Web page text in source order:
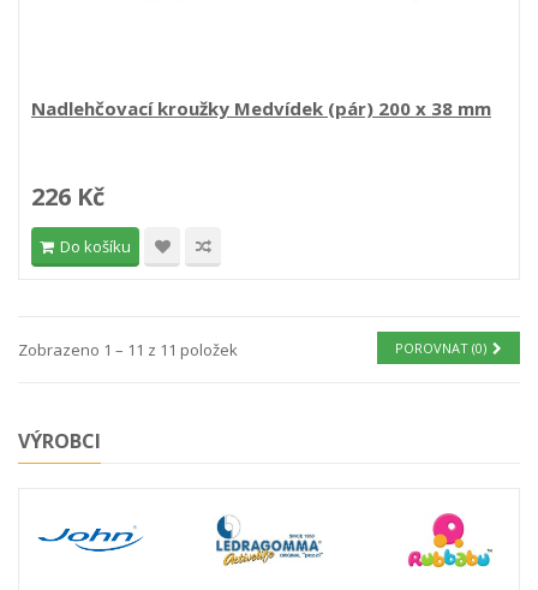
Nadlehčovací kroužky Medvídek (pár) 200 x 38 mm
226 Kč
Do košíku
POROVNAT (0)
Zobrazeno 1 – 11 z 11 položek
VÝROBCI